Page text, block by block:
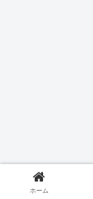
ホーム